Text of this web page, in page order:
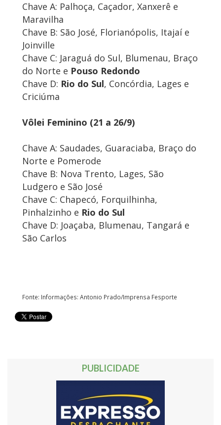
Chave A: Palhoça, Caçador, Xanxerê e
Maravilha
Chave B: São José, Florianópolis, Itajaí e
Joinville
Chave C: Jaraguá do Sul, Blumenau, Braço
do Norte e Pouso Redondo
Chave D: Rio do Sul, Concórdia, Lages e
Criciúma
Vôlei Feminino (21 a 26/9)
Chave A: Saudades, Guaraciaba, Braço do
Norte e Pomerode
Chave B: Nova Trento, Lages, São
Ludgero e São José
Chave C: Chapecó, Forquilhinha,
Pinhalzinho e Rio do Sul
Chave D: Joaçaba, Blumenau, Tangará e
São Carlos
Fonte: Informações: Antonio Prado/Imprensa Fesporte
PUBLICIDADE